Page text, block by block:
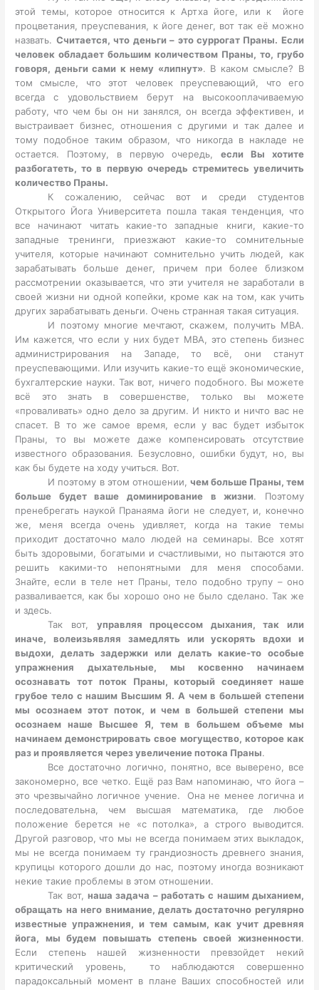
этой темы, которое относится к Артха йоге, или к йоге
процветания, преуспевания, к йоге денег, вот так её можно
назвать. Считается, что деньги – это суррогат Праны. Если
человек обладает большим количеством Праны, то, грубо
говоря, деньги сами к нему «липнут». В каком смысле? В
том смысле, что этот человек преуспевающий, что его
всегда с удовольствием берут на высокооплачиваемую
работу, что чем бы он ни занялся, он всегда эффективен, и
выстраивает бизнес, отношения с другими и так далее и
тому подобное таким образом, что никогда в накладе не
остается. Поэтому, в первую очередь,если Вы хотите
разбогатеть, то в первую очередь стремитесь увеличить
количество Праны.
К сожалению, сейчас вот и среди студентов
Открытого Йога Университета пошла такая тенденция, что
все начинают читать какие-то западные книги, какие-то
западные тренинги, приезжают какие-то сомнительные
учителя, которые начинают сомнительно учить людей, как
зарабатывать больше денег, причем при более близком
рассмотрении оказывается, что эти учителя не заработали в
своей жизни ни одной копейки, кроме как на том, как учить
других зарабатывать деньги. Очень странная такая ситуация.
И поэтому многие мечтают, скажем, получить MBA.
Им кажется, что если у них будет MBA, это степень бизнес
администрирования на Западе, то всё, они станут
преуспевающими. Или изучить какие-то ещё экономические,
бухгалтерские науки. Так вот, ничего подобного. Вы можете
всё это знать в совершенстве, только вы можете
«проваливать» одно дело за другим. И никто и ничто вас не
спасет. В то же самое время, если у вас будет избыток
Праны, то вы можете даже компенсировать отсутствие
известного образования. Безусловно, ошибки будут, но, вы
как бы будете на ходу учиться. Вот.
И поэтому в этом отношении, чем больше Праны, тем
больше будет ваше доминирование в жизни. Поэтому
пренебрегать наукой Пранаяма йоги не следует, и, конечно
же, меня всегда очень удивляет, когда на такие темы
приходит достаточно мало людей на семинары. Все хотят
быть здоровыми, богатыми и счастливыми, но пытаются это
решить какими-то непонятными для меня способами.
Знайте, если в теле нет Праны, тело подобно трупу – оно
разваливается, как бы хорошо оно не было сделано. Так же
и здесь.
Так вот, управляя процессом дыхания, так или
иначе, волеизьявляя замедлять или ускорять вдохи и
выдохи, делать задержки или делать какие-то особые
упражнения дыхательные, мы косвенно начинаем
осознавать тот поток Праны, который соединяет наше
грубое тело с нашим Высшим Я. А чем в большей степени
мы осознаем этот поток, и чем в большей степени мы
осознаем наше Высшее Я, тем в большем объеме мы
начинаем демонстрировать свое могущество, которое как
раз и проявляется через увеличение потока Праны.
Все достаточно логично, понятно, все выверено, все
закономерно, все четко. Ещё раз Вам напоминаю, что йога –
это чрезвычайно логичное учение. Она не менее логична и
последовательна, чем высшая математика, где любое
положение берется не «с потолка», а строго выводится.
Другой разговор, что мы не всегда понимаем этих выкладок,
мы не всегда понимаем ту грандиозность древнего знания,
крупицы которого дошли до нас, поэтому иногда возникают
некие такие проблемы в этом отношении.
Так вот,наша задача – работать с нашим дыханием,
обращать на него внимание, делать достаточно регулярно
известные упражнения, и тем самым, как учит древняя
йога, мы будем повышать степень своей жизненности.
Если степень нашей жизненности превзойдет некий
критический уровень, то наблюдаются совершенно
парадоксальный момент в плане Ваших способностей или